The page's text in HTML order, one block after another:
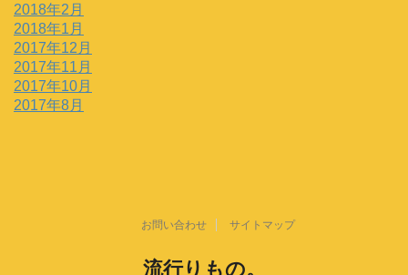
2018年2月
2018年1月
2017年12月
2017年11月
2017年10月
2017年8月
お問い合わせ サイトマップ
流行りもの。